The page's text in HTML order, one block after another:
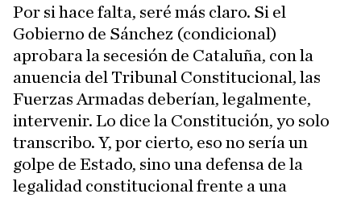
Por si hace falta, seré más claro. Si el
Gobierno de Sánchez (condicional)
aprobara la secesión de Cataluña, con la
anuencia del Tribunal Constitucional, las
Fuerzas Armadas deberían, legalmente,
intervenir. Lo dice la Constitución, yo solo
transcribo. Y, por cierto, eso no sería un
golpe de Estado, sino una defensa de la
legalidad constitucional frente a una